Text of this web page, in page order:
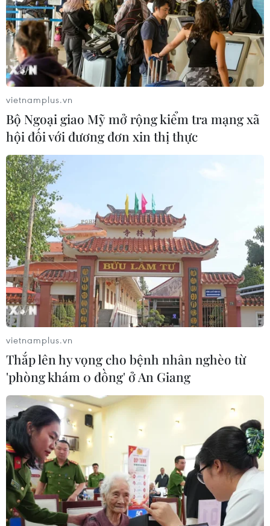
05/08/2026 06:31
Động đất mạnh làm rung chuyển
miền Nam Philippines
Điểm hẹn ngắm băng trôi và cá voi ở
Canada
05/08/2026 01:08
Mưa lũ, sạt lở tại Sri Lanka khiến 5
người thiệt mạng
04/08/2026 23:09
Mỹ trục xuất gần 1,5 triệu người nhập
cư trái phép trong 12 tháng
04/08/2026 22:43
WHO ghi nhận tín hiệu tích cực từ
thử nghiệm điều trị Ebola tại Congo
04/08/2026 22:42
Italy: Hai trận động đất liên tiếp làm
rung chuyển khu vực gần tháp
nghiêng Pisa
vietnamplus.vn
Bộ Ngoại giao Mỹ mở rộng kiểm tra mạng xã
hội đối với đương đơn xin thị thực
vietnamplus.vn
Thắp lên hy vọng cho bệnh nhân nghèo từ
'phòng khám 0 đồng' ở An Giang